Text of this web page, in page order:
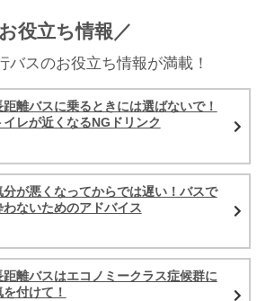
役立ち情報／
バスのお役立ち情報が満載！
距離バスに乗るときには選ばないで！
イレが近くなるNGドリンク
分が悪くなってからでは遅い！バスで
わないためのアドバイス
距離バスはエコノミークラス症候群に
を付けて！